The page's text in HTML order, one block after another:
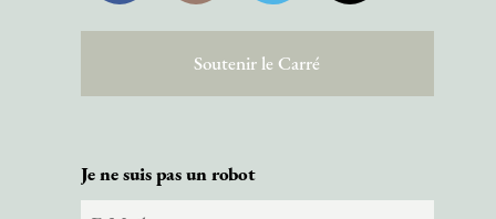
Soutenir le Carré
Je ne suis pas un robot